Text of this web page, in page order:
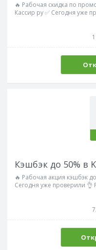
🔥 Рабочая скидка по
Кассир ру ✅ Сегодня уже
Кэшбэк до 50% в
🔥 Рабочая акция кэшбэк
Сегодня уже проверили 👌